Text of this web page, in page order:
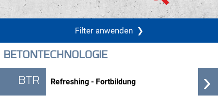
Filter anwenden❯
BETONTECHNOLOGIE
BTR Refreshing - Fortbildung ›